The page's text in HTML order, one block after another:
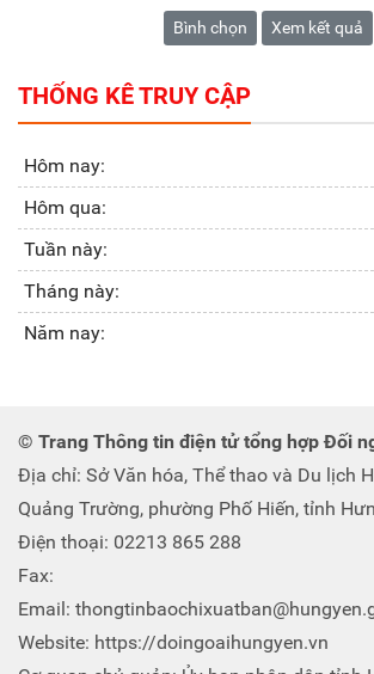
Bình chọn Xem kết quả
THỐNG KÊ TRUY CẬP
Hôm nay:
Hôm qua:
Tuần này:
Tháng này:
Năm nay:
© Trang Thông tin điện tử tổng hợp Đối
Địa chỉ: Sở Văn hóa, Thể thao và Du lịch
Quảng Trường, phường Phố Hiến, tỉnh
Điện thoại: 02213 865 288
Fax:
Email:
Website: https://doingoaihungyen.vn